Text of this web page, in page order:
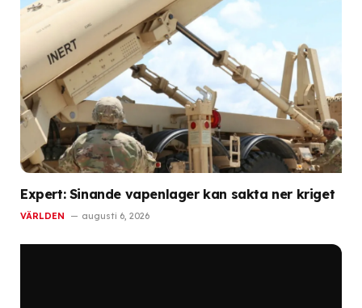
Expert: Sinande vapenlager kan sakta ner kriget
VÄRLDEN augusti 6, 2026